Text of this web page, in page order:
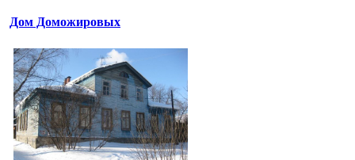
Дом Доможировых